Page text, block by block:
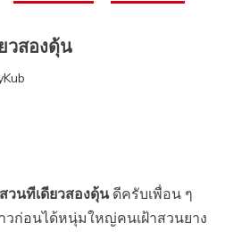
วสองดุ้น
วนทีเดียวสองดุ้นดีครับเพื่อน ๆ
วก่อนได้หนุ่มใหญ่คนเฝ้าสวนยาง